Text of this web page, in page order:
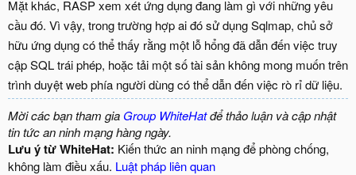
Mặt khác, RASP xem xét ứng dụng đang làm gì với những yêu
cầu đó. Vì vậy, trong trường hợp ai đó sử dụng Sqlmap, chủ sở
hữu ứng dụng có thể thấy rằng một lỗ hổng đã dẫn đến việc truy
cập SQL trái phép, hoặc tải một số tài sản không mong muốn trên
trình duyệt web phía người dùng có thể dẫn đến việc rò rỉ dữ liệu.
Mời các bạn tham gia Group WhiteHatđể thảo luận và cập nhật
tin tức an ninh mạng hàng ngày.
Lưu ý từ WhiteHat: Kiến thức an ninh mạng để phòng chống,
không làm điều xấu. Luật pháp liên quan